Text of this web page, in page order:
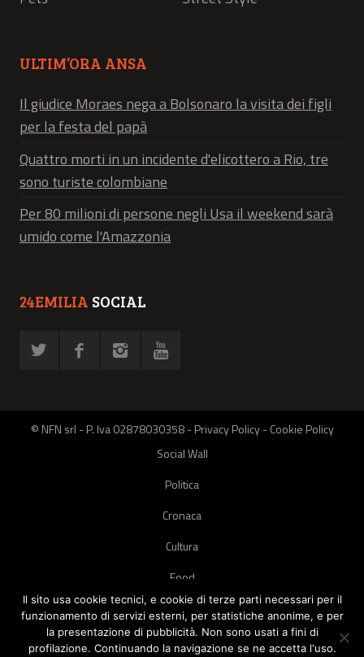
ULTIM’ORA ANSA
Il giudice Moraes nega a Bolsonaro la visita dei figli
per la festa del papà
Quattro morti in un incidente d'elicottero a Rio, tre
sono turiste colombiane
Per 80 milioni di persone negli Usa il weekend sarà
umido come l'Amazzonia
24EMILIA SOCIAL
© NFN srl - P. Iva 02878030358 -Privacy Policy-Cookie Policy
Social Wall
Politica
Cronaca
Cultura
Food
Green
Pets
Il sito usa cookie tecnici, e cookie di terze parti necessari per il
funzionamento di servizi esterni, per statistiche anonime, e per
la presentazione di pubblicità. Non sono usati a fini di
profilazione. Continuando la navigazione se ne accetta l'uso.